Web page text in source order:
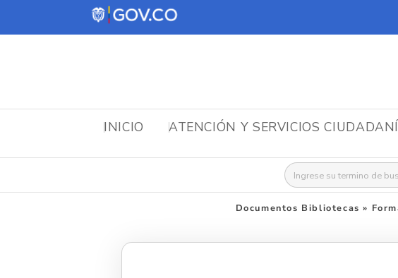
INICIO ATENCIÓN Y SERVICIOS
Buscar:
Documentos Bibliotecas »